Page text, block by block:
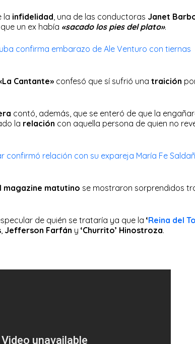
la infidelidad , una de las conductoras Janet
un ex había «sacado los pies del plato».
Cuba confirma embarazo de Ale Venturo con tiernas
Cantante» confesó que sí sufrió una traición
contó, además, que se enteró de que la
la relación con aquella persona de quien no
confirmó relación con su expareja María Fe
magazine matutino se mostraron sorprendidos
de quién se trataría ya que la ‘Reina del
Jefferson Farfán y ‘Churrito’ Hinostroza.